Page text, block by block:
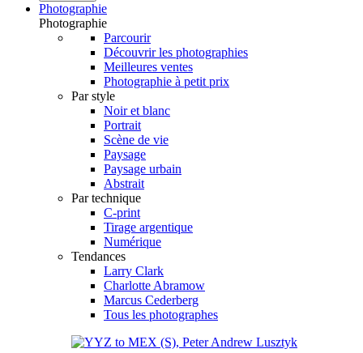
Photographie
Photographie
Parcourir
Découvrir les photographies
Meilleures ventes
Photographie à petit prix
Par style
Noir et blanc
Portrait
Scène de vie
Paysage
Paysage urbain
Abstrait
Par technique
C-print
Tirage argentique
Numérique
Tendances
Larry Clark
Charlotte Abramow
Marcus Cederberg
Tous les photographes